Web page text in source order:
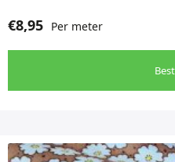
€8,95 Per meter